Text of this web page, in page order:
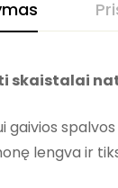
skaistalai
gaivios spalvos
lengva ir